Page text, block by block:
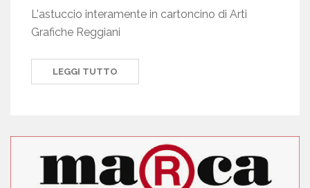
L'astuccio interamente in cartoncino di Arti
Grafiche Reggiani
LEGGI TUTTO